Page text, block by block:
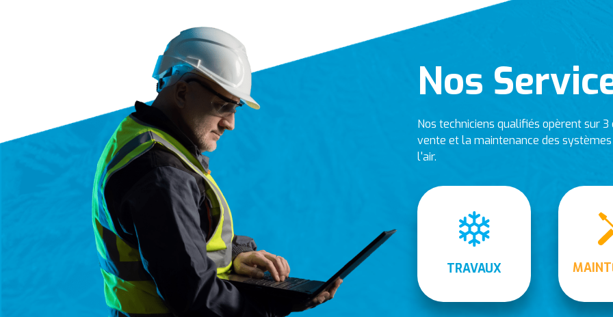
Nos
Nos techniciens qualifiés opèrent sur
vente et la maintenance des
l'air.
TRAVAUX